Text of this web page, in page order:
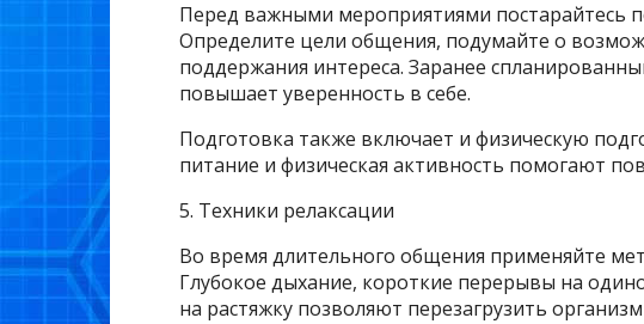
Перед важными мероприятиями постарайтесь
Определите цели общения, подумайте о
поддержания интереса. Заранее
повышает уверенность в себе.
Подготовка также включает и физическую
питание и физическая активность помогают
5. Техники релаксации
Во время длительного общения применяйте
Глубокое дыхание, короткие перерывы на
на растяжку позволяют перезагрузить